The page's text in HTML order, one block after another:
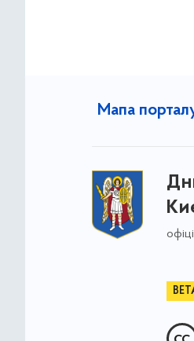
Мапа